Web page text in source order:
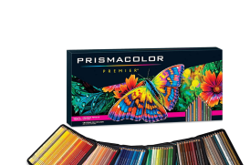
Añadir
a la
lista de
deseos